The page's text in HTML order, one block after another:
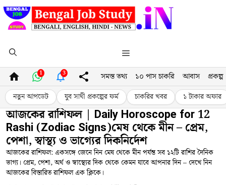
Skip
to
content
Menu
1 3 সমস্ত তথ্য ১০ পাস চাকরি আবাস প্রকল্প
নতুন আপডেট যুব সাথী প্রকল্পের ফর্ম চাকরির খবর ১ টাকার অফার
আজকের রাশিফল | Daily Horoscope for 12
Rashi (Zodiac Signs)মেষ থেকে মীন – প্রেম,
পেশা, স্বাস্থ্য ও ভাগ্যের দিকনির্দেশ
আজকের রাশিফল: একসঙ্গে জেনে নিন মেষ থেকে মীন পর্যন্ত সব ১২টি রাশির দৈনিক
ভাগ্য। প্রেম, পেশা, অর্থ ও স্বাস্থ্যের দিক থেকে কেমন যাবে আপনার দিন – দেখে নিন
আজকের বিস্তারিত রাশিফল এক ক্লিকে।